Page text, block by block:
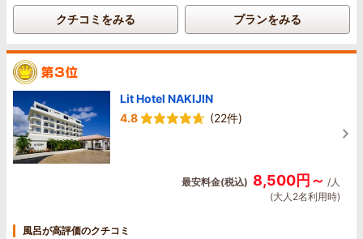
ました
クチコミをみる プランをみる
Lit Hotel NAKIJIN
4.8
(22件)
最安料金(税込) 8,500円～ /人
(大人2名利用時)
風呂が高評価のクチコミ